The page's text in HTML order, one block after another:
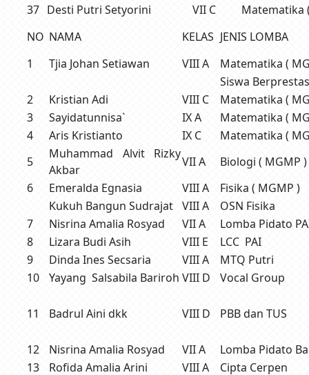
37 Desti Putri Setyorini VII C
Matematika
NO NAMA KELAS JENIS LOMBA
1
Tjia Johan Setiawan VIII A
Matematika (
Siswa
2
Kristian Adi VIII C
Matematika (
3
Sayidatunnisa` IX A
Matematika (
4
Aris Kristianto IX C
Matematika (
5
Muhammad Alvit Rizky
Akbar
VII A
Biologi ( MGMP )
6
Emeralda Egnasia VIII A
Fisika ( MGMP )
Kukuh Bangun Sudrajat VIII A
OSN Fisika
7
Nisrina Amalia Rosyad VII A
Lomba Pidato
8
Lizara Budi Asih VIII E
LCC PAI
9
Dinda Ines Secsaria VIII A
MTQ Putri
10
Yayang Salsabila Bariroh VIII D Vocal Group
11 Badrul Aini dkk VIII D PBB dan TUS
12 Nisrina Amalia Rosyad VII A
Lomba Pidato
13
Rofida Amalia Arini VIII A Cipta Cerpen